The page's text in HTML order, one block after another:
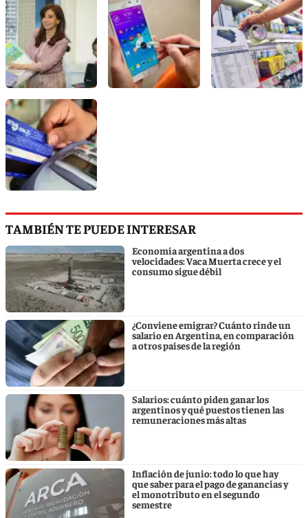
TAMBIÉN TE PUEDE INTERESAR
Economía argentina a dos
velocidades: Vaca Muerta crece y el
consumo sigue débil
¿Conviene emigrar? Cuánto rinde un
salario en Argentina, en comparación
a otros países de la región
Salarios: cuánto piden ganar los
argentinos y qué puestos tienen las
remuneraciones más altas
Inflación de junio: todo lo que hay
que saber para el pago de ganancias y
el monotributo en el segundo
semestre